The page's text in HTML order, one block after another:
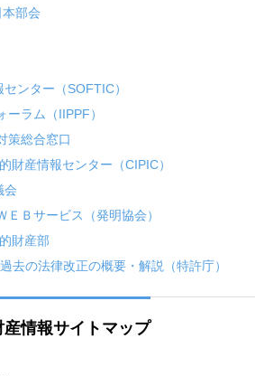
部会
ンター（SOFTIC）
ーラム（IIPPF）
策総合窓口
財産情報センター（CIPIC）
会
Ｂサービス（発明協会）
財産部
去の法律改正の概要・解説（特許庁）
産情報サイトマップ